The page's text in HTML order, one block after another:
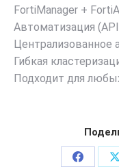
FortiManager +
Автоматизация
Централизованное
Гибкая
Подходит для